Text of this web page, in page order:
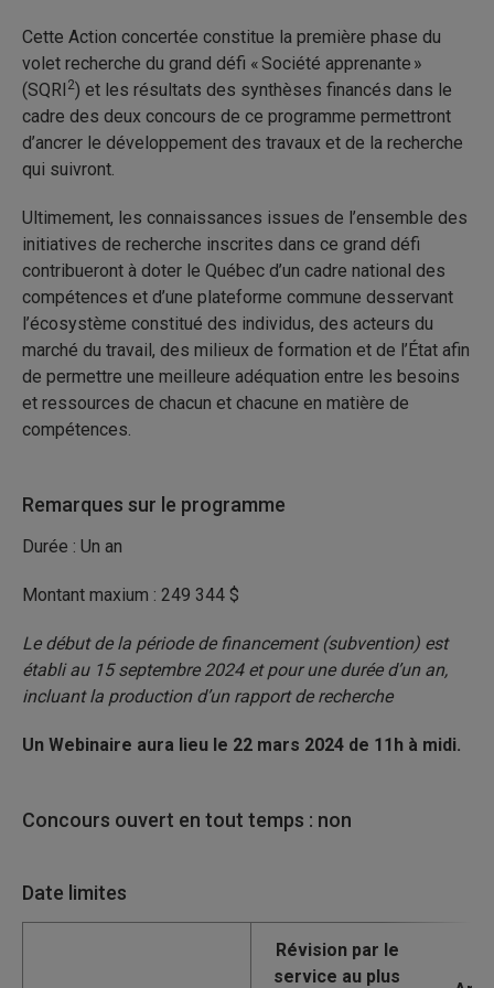
Cette Action concertée constitue la première phase du
volet recherche du grand défi « Société apprenante »
(SQRI 2) et les résultats des synthèses financés dans le
cadre des deux concours de ce programme permettront
d’ancrer le développement des travaux et de la recherche
qui suivront.
Ultimement, les connaissances issues de l’ensemble des
initiatives de recherche inscrites dans ce grand défi
contribueront à doter le Québec d’un cadre national des
compétences et d’une plateforme commune desservant
l’écosystème constitué des individus, des acteurs du
marché du travail, des milieux de formation et de l’État afin
de permettre une meilleure adéquation entre les besoins
et ressources de chacun et chacune en matière de
compétences.
Remarques sur le programme
Durée : Un an
Montant maxium : 249 344 $
Le début de la période de financement (subvention) est
établi au 15 septembre 2024 et pour une durée d’un an,
incluant la production d’un rapport de recherche
Un Webinaire aura lieu le 22 mars 2024 de 11h à midi.
Concours ouvert en tout temps : non
Date limites